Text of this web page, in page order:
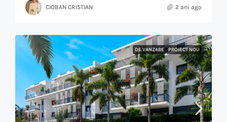
CIOBAN CRISTIAN 2 ani ago
DE VANZARE PROIECT NOU